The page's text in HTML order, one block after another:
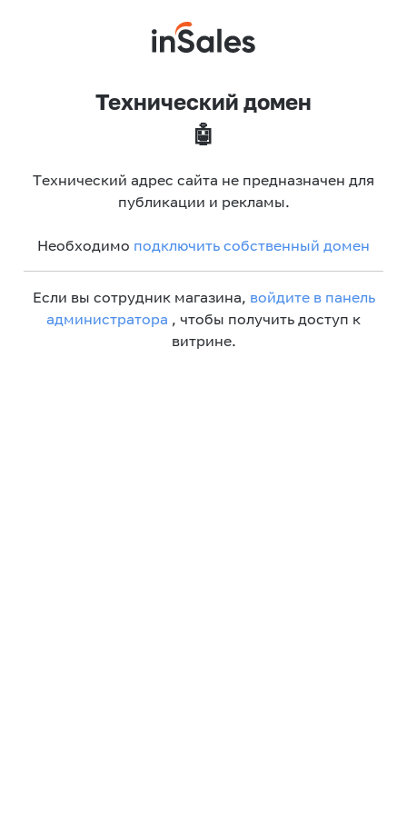
Технический домен
🤖
Технический адрес сайта не предназначен для
публикации и рекламы.
Необходимо подключить собственный домен
Если вы сотрудник магазина, войдите в панель
администратора , чтобы получить доступ к
витрине.